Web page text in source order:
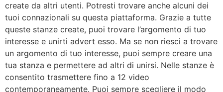
create da altri utenti. Potresti trovare anche alcuni dei
tuoi connazionali su questa piattaforma. Grazie a tutte
queste stanze create, puoi trovare l’argomento di tuo
interesse e unirti advert esso. Ma se non riesci a trovare
un argomento di tuo interesse, puoi sempre creare una
tua stanza e permettere ad altri di unirsi. Nelle stanze è
consentito trasmettere fino a 12 video
contemporaneamente. Puoi sempre scegliere il modo